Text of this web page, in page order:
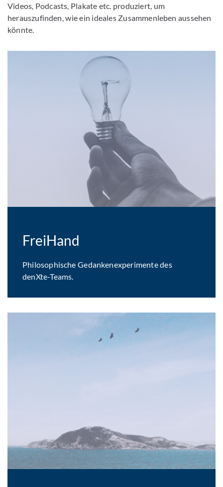
Videos, Podcasts, Plakate etc. produziert, um
herauszufinden, wie ein ideales Zusammenleben aussehen
könnte.
FreiHand
Philosophische Gedankenexperimente des
denXte-Teams.